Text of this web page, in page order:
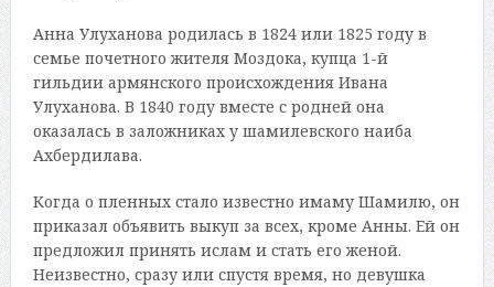
Анна Улуханова родилась в 1824 или 1825 году в
семье почетного жителя Моздока, купца 1-й
гильдии армянского происхождения Ивана
Улуханова. В 1840 году вместе с родней она
оказалась в заложниках у шамилевского наиба
Ахбердилава.
Когда о пленных стало известно имаму Шамилю, он
приказал объявить выкуп за всех, кроме Анны. Ей он
предложил принять ислам и стать его женой.
Неизвестно, сразу или спустя время, но девушка